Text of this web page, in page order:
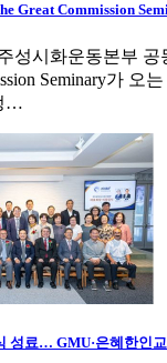
Great Commission
성시화운동본부 공
Seminary가 오
…
성료… GMU·은혜한인